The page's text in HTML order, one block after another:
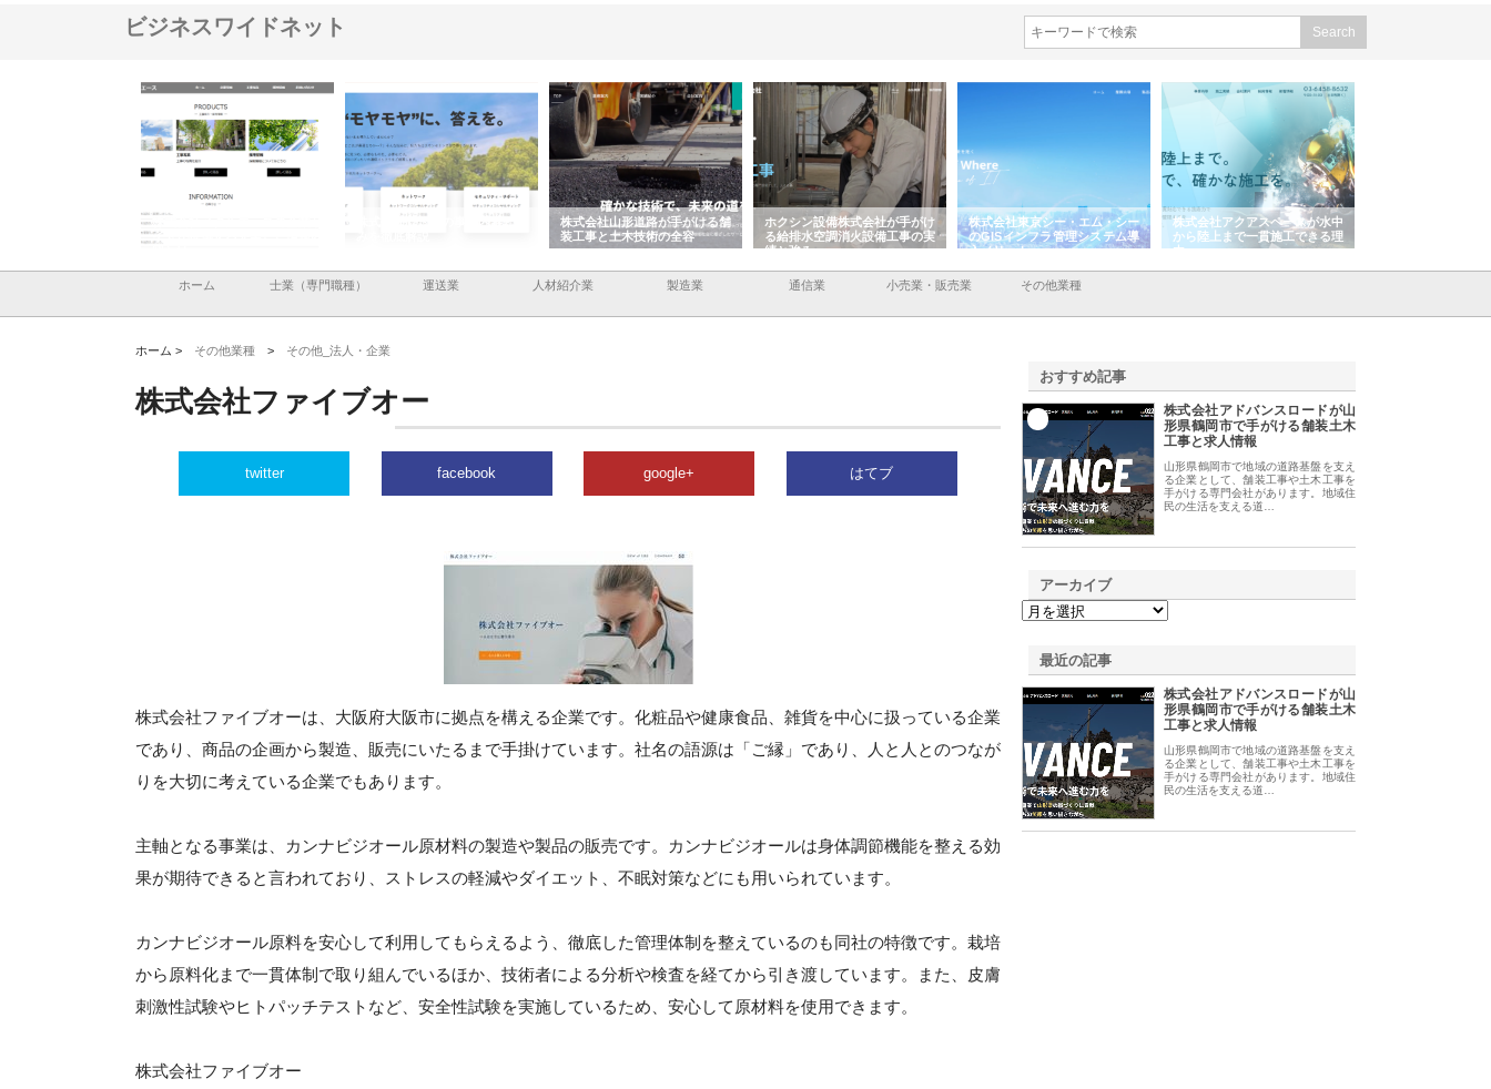
ビジネスワイドネット
イトが提供する充実した情報内
株式会社ＣＳＡの事業内容と強
株式会社山形道路が手がける舗
装工事と土木技術の全容
ホクシン設備株式会社が手がけ
る給排水空調消火設備工事の実
績と強み
株式会社東京シー・エム・シー
のGISインフラ管理システム導
入メリット
株式会社アクアスペースが水中
から陸上まで一貫施工できる理
由
ホーム 士業（専門職種） 運送業 人材紹介業 製造業 通信業 小売業・販売業 その他業種
ホーム > その他業種 > その他_法人・企業
株式会社ファイブオー
twitter facebook google+ はてブ
株式会社ファイブオーは、大阪府大阪市に拠点を構える企業です。化粧品や健康食品、雑貨を中心に扱っている企業
であり、商品の企画から製造、販売にいたるまで手掛けています。社名の語源は「ご縁」であり、人と人とのつなが
りを大切に考えている企業でもあります。
主軸となる事業は、カンナビジオール原材料の製造や製品の販売です。カンナビジオールは身体調節機能を整える効
果が期待できると言われており、ストレスの軽減やダイエット、不眠対策などにも用いられています。
カンナビジオール原料を安心して利用してもらえるよう、徹底した管理体制を整えているのも同社の特徴です。栽培
から原料化まで一貫体制で取り組んでいるほか、技術者による分析や検査を経てから引き渡しています。また、皮膚
刺激性試験やヒトパッチテストなど、安全性試験を実施しているため、安心して原材料を使用できます。
株式会社ファイブオー
おすすめ記事
株式会社アドバンスロードが山
形県鶴岡市で手がける舗装土木
工事と求人情報
山形県鶴岡市で地域の道路基盤を支え
る企業として、舗装工事や土木工事を
手がける専門会社があります。地域住
民の生活を支える道…
アーカイブ
最近の記事
株式会社アドバンスロードが山
形県鶴岡市で手がける舗装土木
工事と求人情報
山形県鶴岡市で地域の道路基盤を支え
る企業として、舗装工事や土木工事を
手がける専門会社があります。地域住
民の生活を支える道…